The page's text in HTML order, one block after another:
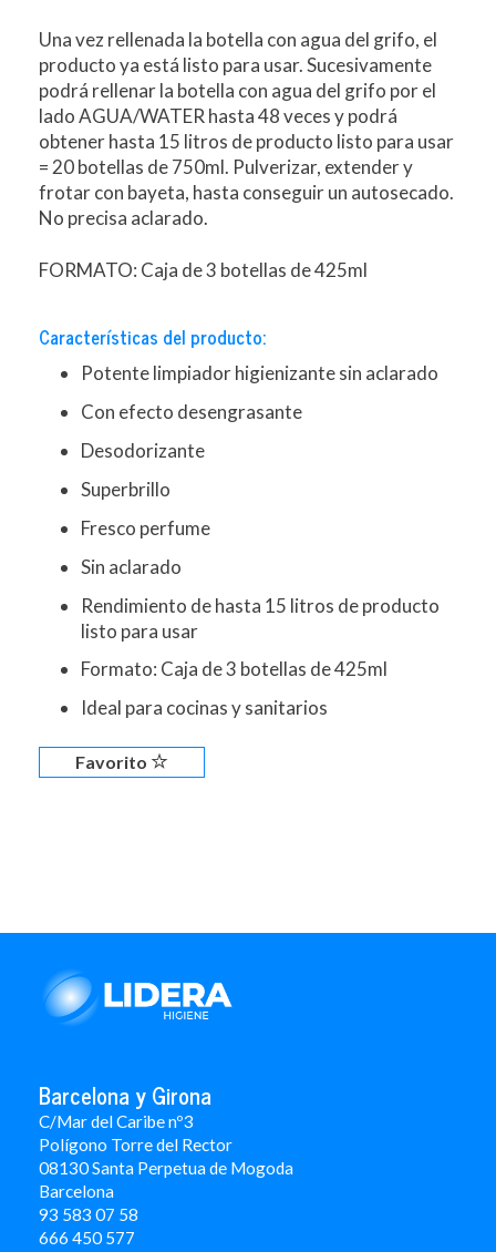
Una vez rellenada la botella con agua del grifo, el
producto ya está listo para usar. Sucesivamente
podrá rellenar la botella con agua del grifo por el
lado AGUA/WATER hasta 48 veces y podrá
obtener hasta 15 litros de producto listo para usar
= 20 botellas de 750ml. Pulverizar, extender y
frotar con bayeta, hasta conseguir un autosecado.
No precisa aclarado.
FORMATO: Caja de 3 botellas de 425ml
Características del producto:
Potente limpiador higienizante sin aclarado
Con efecto desengrasante
Desodorizante
Superbrillo
Fresco perfume
Sin aclarado
Rendimiento de hasta 15 litros de producto
listo para usar
Formato: Caja de 3 botellas de 425ml
Ideal para cocinas y sanitarios
Favorito
Barcelona y Girona
C/Mar del Caribe nº3
Polígono Torre del Rector
08130 Santa Perpetua de Mogoda
Barcelona
93 583 07 58
666 450 577